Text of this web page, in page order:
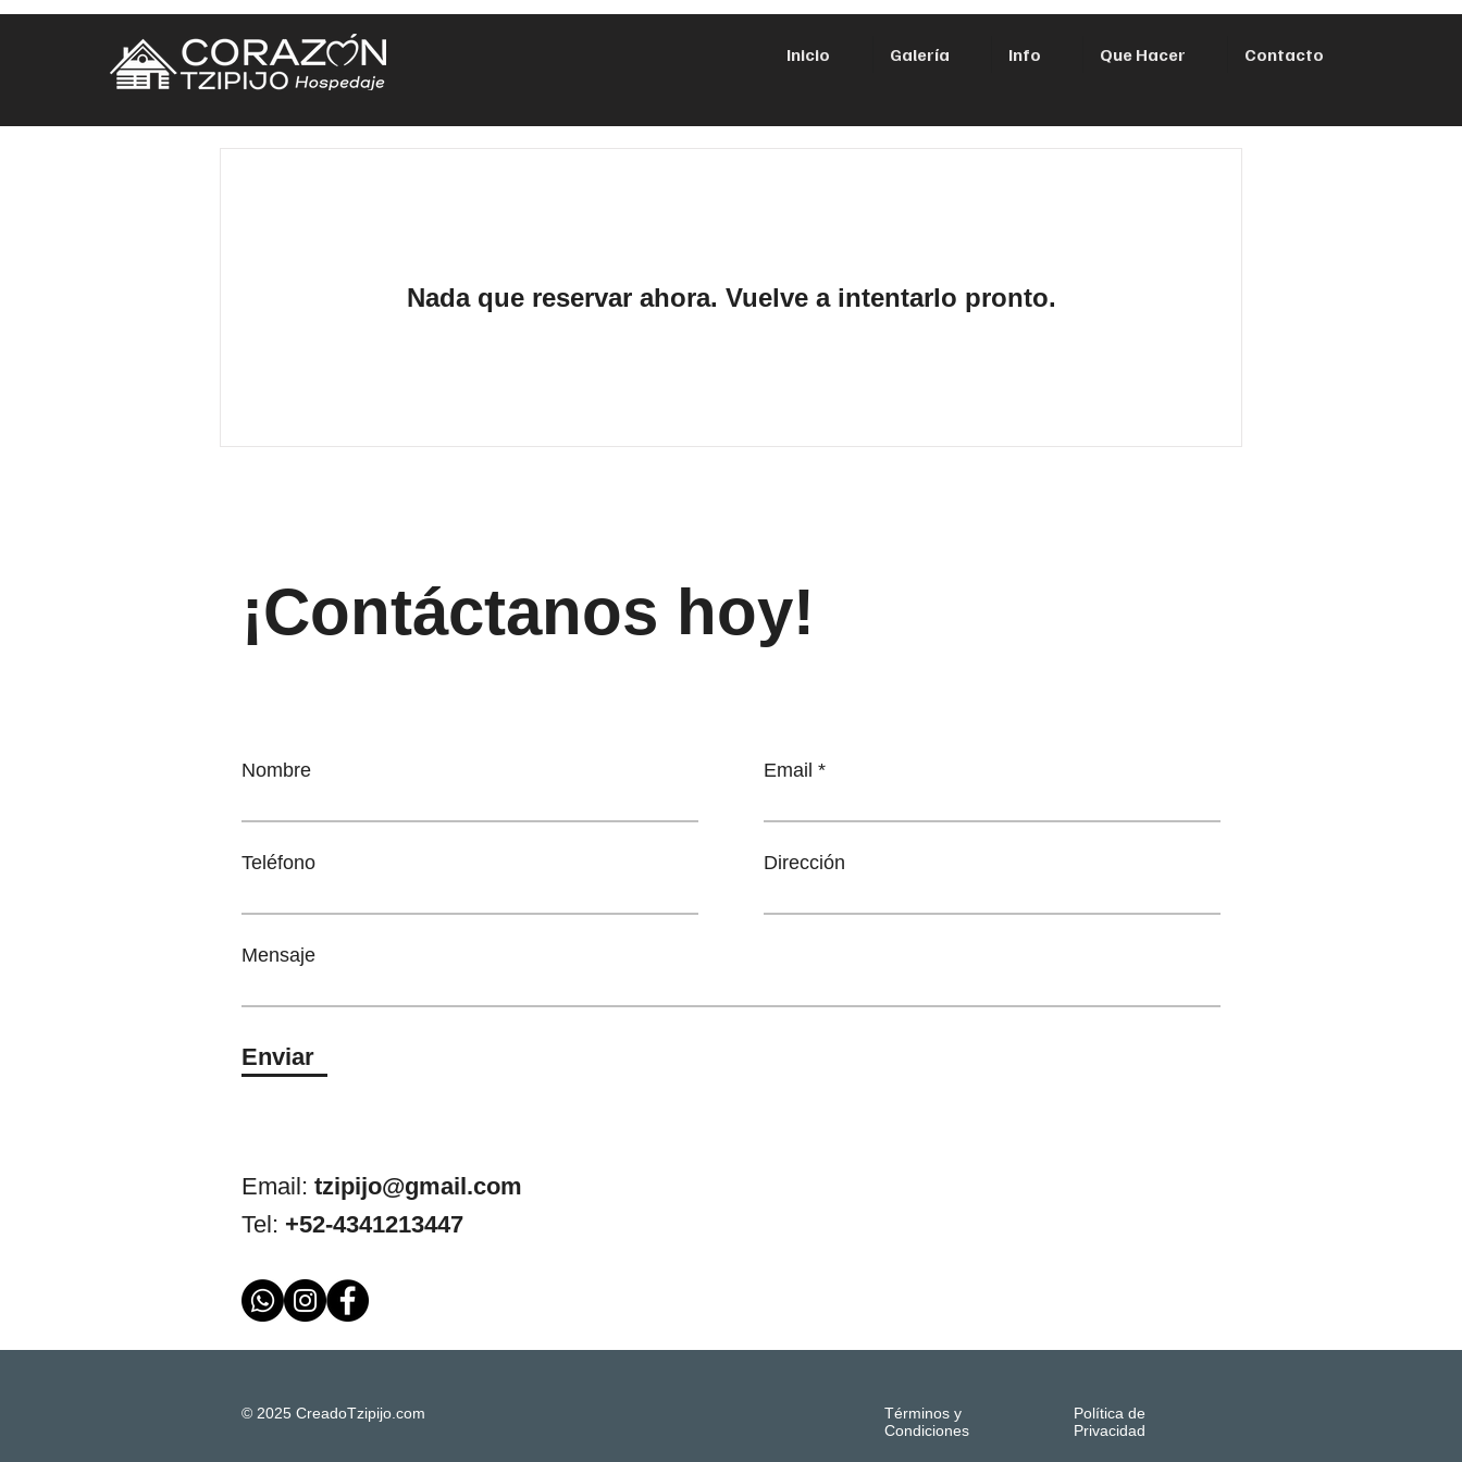
Inicio Galería Info Que Hacer Contacto
Nada que reservar ahora. Vuelve a intentarlo pronto.
¡Contáctanos hoy!
Nombre
Teléfono
Email
Dirección
Mensaje
Enviar
Email: tzipijo@gmail.com
Tel: +52-4341213447
© 2025 CreadoTzipijo.com
Términos y
Condiciones
Política de
Privacidad